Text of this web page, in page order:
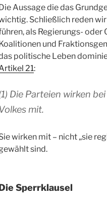
Die Aussage die das
Schließlich reden
als Regierungs-
Koalitionen und
politische Leben
21:
Die Parteien wirken
Volkes mit.
wirken mit – nicht „sie
sind.
Sperrklausel